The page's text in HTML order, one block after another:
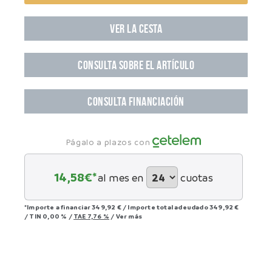
VER LA CESTA
CONSULTA SOBRE EL ARTÍCULO
CONSULTA FINANCIACIÓN
Págalo a plazos con
14,58€*al mes en cuotas
*Importe a financiar349,92 € / Importe total adeudado349,92 €
/ TIN 0,00 % / TAE 7,76 % / Ver más